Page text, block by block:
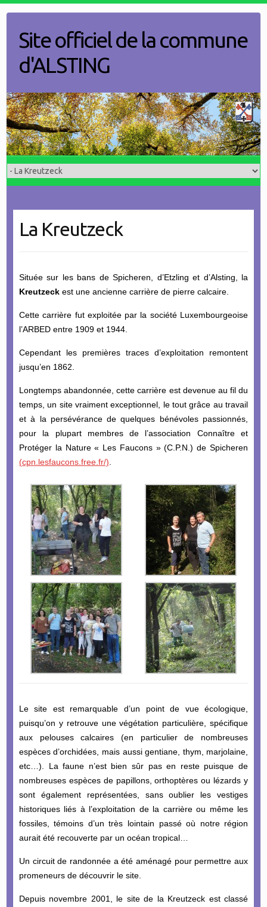
contentSite officiel de la commune
d'ALSTING
La Kreutzeck
Située sur les bans de Spicheren, d’Etzling et d’Alsting, la
Kreutzeckest une ancienne carrière de pierre calcaire.
Cette carrière fut exploitée par la société Luxembourgeoise
l’ARBED entre 1909 et 1944.
Cependant les premières traces d’exploitation remontent
jusqu’en 1862.
Longtemps abandonnée, cette carrière est devenue au fil du
temps, un site vraiment exceptionnel, le tout grâce au travail
et à la persévérance de quelques bénévoles passionnés,
pour la plupart membres de l’association Connaître et
Protéger la Nature « Les Faucons » (C.P.N.) de Spicheren
(cpn.lesfaucons.free.fr/)
Le site est remarquable d’un point de vue écologique,
puisqu’on y retrouve une végétation particulière, spécifique
aux pelouses calcaires (en particulier de nombreuses
espèces d’orchidées, mais aussi gentiane, thym, marjolaine,
etc…). La faune n’est bien sûr pas en reste puisque de
nombreuses espèces de papillons, orthoptères ou lézards y
sont également représentées, sans oublier les vestiges
historiques liés à l’exploitation de la carrière ou même les
fossiles, témoins d’un très lointain passé où notre région
aurait été recouverte par un océan tropical…
Un circuit de randonnée a été aménagé pour permettre aux
promeneurs de découvrir le site.
Depuis novembre 2001, le site de la Kreutzeck est classé